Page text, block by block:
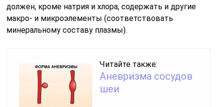
должен, кроме натрия и хлора, содержать и другие
макро- и микроэлементы (соответствовать
минеральному составу плазмы).
Читайте также:
Аневризма сосудов
шеи